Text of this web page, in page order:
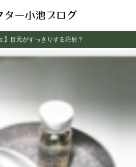
】目元がすっきりする注射？